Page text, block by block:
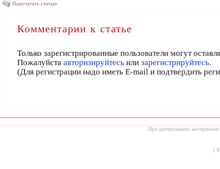
Напечатать статью
Комментарии к статье
Только зарегистрированные пользователи могут
Пожалуйста авторизируйтесьили зарегистрируйтесь.
(Для регистрации надо иметь E-mail и подтвердить
При цитировании материалов
[